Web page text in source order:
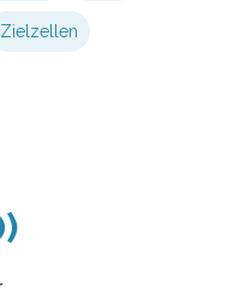
Zielzellen